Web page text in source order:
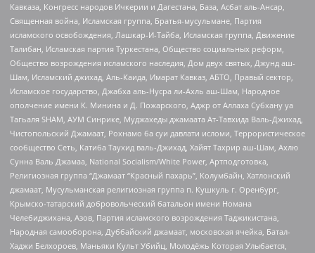
Кавказа, Конгресс народов Ичкерии и Дагестана, База, Асбат аль-Ансар,
Священная война, Исламская группа, Братья-мусульмане, Партия
исламского освобождения, Лашкар-И-Тайба, Исламская группа, Движение
Талибан, Исламская партия Туркестана, Общество социальных реформ,
Общество возрождения исламского наследия, Дом двух святых, Джунд аш-
Шам, Исламский джихад, Аль-Каида, Имарат Кавказ, АБТО, Правый сектор,
Исламское государство, Джабха аль-Нусра ли-Ахль аш-Шам, Народное
ополчение имени К. Минина и Д. Пожарского, Аджр от Аллаха Субхану уа
Тагьаля SHAM, АУМ Синрике, Муджахеды джамаата Ат-Тавхида Валь-Джихад,
Чистопольский Джамаат, Рохнамо ба суи давлати исломи, Террористическое
сообщество Сеть, Катиба Таухид валь-Джихад, Хайят Тахрир аш-Шам, Ахлю
Сунна Валь Джамаа, National Socialism/White Power, Артподготовка,
Религиозная группа “Джамаат “Красный пахарь”, Колумбайн, Хатлонский
джамаат, Мусульманская религиозная группа п. Кушкуль г. Оренбург,
Крымско-татарский добровольческий батальон имени Номана
Челебиджихана, Азов, Партия исламского возрождения Таджикистана,
Народная самооборона, Дуббайский джамаат, московская ячейка, Батал-
Хаджи Белхороев, Маньяки Культ Убийц, Молодёжь Которая Улыбается,